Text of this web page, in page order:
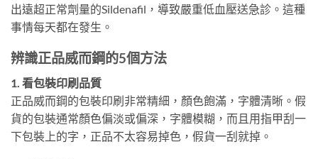
出遠超正常劑量的Sildenafil，導致嚴重低血壓送急診。這種
事情每天都在發生。
辨識正品威而鋼的5個方法
1. 看包裝印刷品質
正品威而鋼的包裝印刷非常精細，顏色飽滿，字體清晰。假
貨的包裝通常顏色偏淡或偏深，字體模糊，而且用指甲刮一
下包裝上的字，正品不太容易掉色，假貨一刮就掉。